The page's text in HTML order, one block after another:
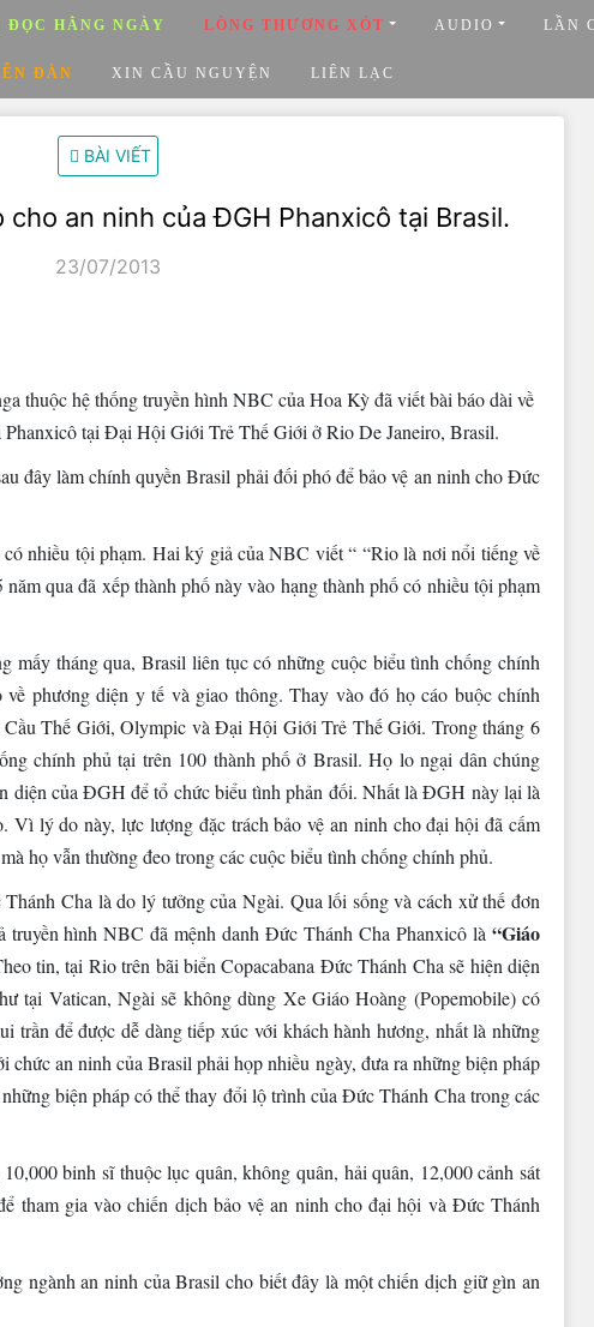
ĐỌC HẰNG NGÀY LÒNG THƯƠNG XÓT AUDIO LẦN
ĐÀN XIN CẦU NGUYỆN LIÊN LẠC
BÀI VIẾT
cho an ninh của ĐGH Phanxicô tại Brasil.
23/07/2013
thuộc hệ thống truyền hình NBC của Hoa Kỳ đã viết bài báo dài về
tại Đại Hội Giới Trẻ Thế Giới ở Rio De Janeiro, Brasil.
đây làm chính quyền Brasil phải đối phó để bảo vệ an ninh cho Đức
nhiều tội phạm. Hai ký giả của NBC viết “ “Rio là nơi nổi tiếng về
qua đã xếp thành phố này vào hạng thành phố có nhiều tội phạm
mấy tháng qua, Brasil liên tục có những cuộc biểu tình chống chính
phương diện y tế và giao thông. Thay vào đó họ cáo buộc chính
Thế Giới, Olympic và Đại Hội Giới Trẻ Thế Giới. Trong tháng 6
chính phủ tại trên 100 thành phố ở Brasil. Họ lo ngại dân chúng
diện của ĐGH để tổ chức biểu tình phản đối. Nhất là ĐGH này lại là
Vì lý do này, lực lượng đặc trách bảo vệ an ninh cho đại hội đã cấm
họ vẫn thường đeo trong các cuộc biểu tình chống chính phủ.
Cha là do lý tưởng của Ngài. Qua lối sống và cách xử thế đơn
hình NBC đã mệnh danh Đức Thánh Cha Phanxicô là “Giáo
tin, tại Rio trên bãi biển Copacabana Đức Thánh Cha sẽ hiện diện
tại Vatican, Ngài sẽ không dùng Xe Giáo Hoàng (Popemobile) có
trần để được dễ dàng tiếp xúc với khách hành hương, nhất là những
an ninh của Brasil phải họp nhiều ngày, đưa ra những biện pháp
biện pháp có thể thay đổi lộ trình của Đức Thánh Cha trong các
binh sĩ thuộc lục quân, không quân, hải quân, 12,000 cảnh sát
tham gia vào chiến dịch bảo vệ an ninh cho đại hội và Đức Thánh
ngành an ninh của Brasil cho biết đây là một chiến dịch giữ gìn an